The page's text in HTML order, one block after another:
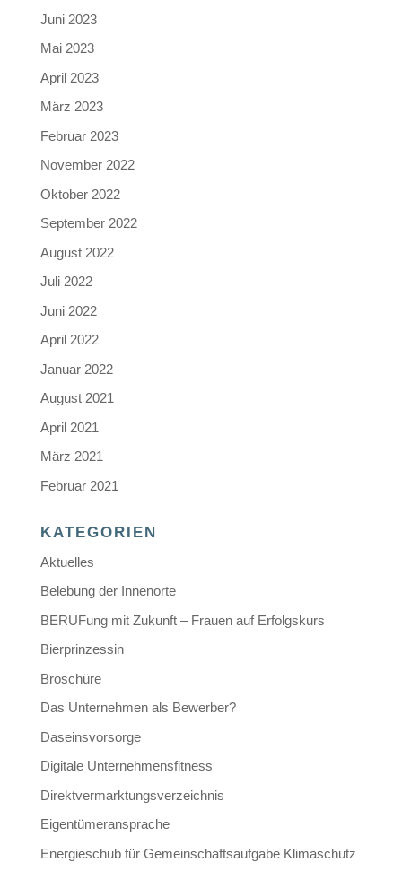
Juni 2023
Mai 2023
April 2023
März 2023
Februar 2023
November 2022
Oktober 2022
September 2022
August 2022
Juli 2022
Juni 2022
April 2022
Januar 2022
August 2021
April 2021
März 2021
Februar 2021
KATEGORIEN
Aktuelles
Belebung der Innenorte
BERUFung mit Zukunft – Frauen auf Erfolgskurs
Bierprinzessin
Broschüre
Das Unternehmen als Bewerber?
Daseinsvorsorge
Digitale Unternehmensfitness
Direktvermarktungsverzeichnis
Eigentümeransprache
Energieschub für Gemeinschaftsaufgabe Klimaschutz